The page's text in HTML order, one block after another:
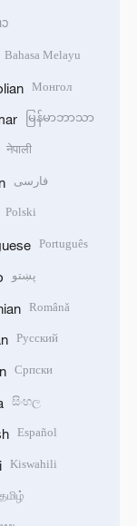
Bahasa Melayu
Монгол
မြန်မာဘာသာ
नेपाली
فارسی
Polski
Português
پښتو
Română
Русский
Српски
සිංහල
Español
Kiswahili
தமிழ்